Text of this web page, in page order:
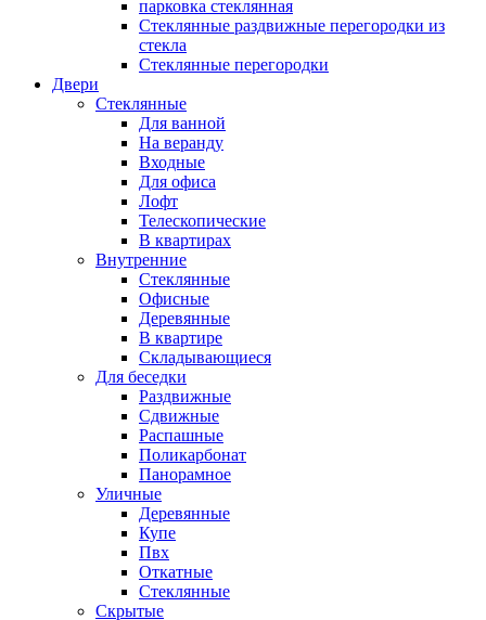
парковка стеклянная
Стеклянные раздвижные перегородки из
стекла
Стеклянные перегородки
Двери
Стеклянные
Для ванной
На веранду
Входные
Для офиса
Лофт
Телескопические
В квартирах
Внутренние
Стеклянные
Офисные
Деревянные
В квартире
Складывающиеся
Для беседки
Раздвижные
Сдвижные
Распашные
Поликарбонат
Панорамное
Уличные
Деревянные
Купе
Пвх
Откатные
Стеклянные
Скрытые